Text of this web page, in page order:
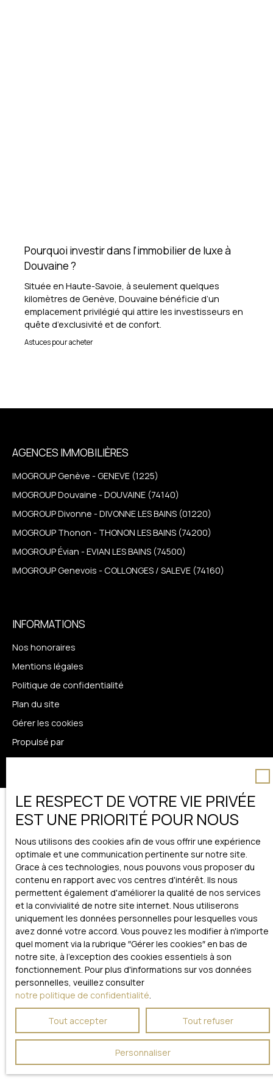
Pourquoi investir dans l’immobilier de luxe à
Douvaine ?
Située en Haute-Savoie, à seulement quelques
kilomètres de Genève, Douvaine bénéficie d’un
emplacement privilégié qui attire les investisseurs en
quête d’exclusivité et de confort.
Astuces pour acheter
AGENCES IMMOBILIÈRES
IMOGROUP Genève - GENEVE (1225)
IMOGROUP Douvaine - DOUVAINE (74140)
IMOGROUP Divonne - DIVONNE LES BAINS (01220)
IMOGROUP Thonon - THONON LES BAINS (74200)
IMOGROUP Évian - EVIAN LES BAINS (74500)
IMOGROUP Genevois - COLLONGES / SALEVE (74160)
INFORMATIONS
Nos honoraires
Mentions légales
Politique de confidentialité
Plan du site
Gérer les cookies
Propulsé par
LE RESPECT DE VOTRE VIE PRIVÉE
EST UNE PRIORITÉ POUR NOUS
Nous utilisons des cookies afin de vous offrir une expérience
optimale et une communication pertinente sur notre site.
Grace à ces technologies, nous pouvons vous proposer du
contenu en rapport avec vos centres d'intérêt. Ils nous
permettent également d'améliorer la qualité de nos services
et la convivialité de notre site internet. Nous utiliserons
uniquement les données personnelles pour lesquelles vous
avez donné votre accord. Vous pouvez les modifier à n'importe
quel moment via la rubrique ″Gérer les cookies″ en bas de
notre site, à l'exception des cookies essentiels à son
fonctionnement. Pour plus d'informations sur vos données
personnelles, veuillez consulter
notre politique de confidentialité.
Tout accepter Tout refuser
Personnaliser